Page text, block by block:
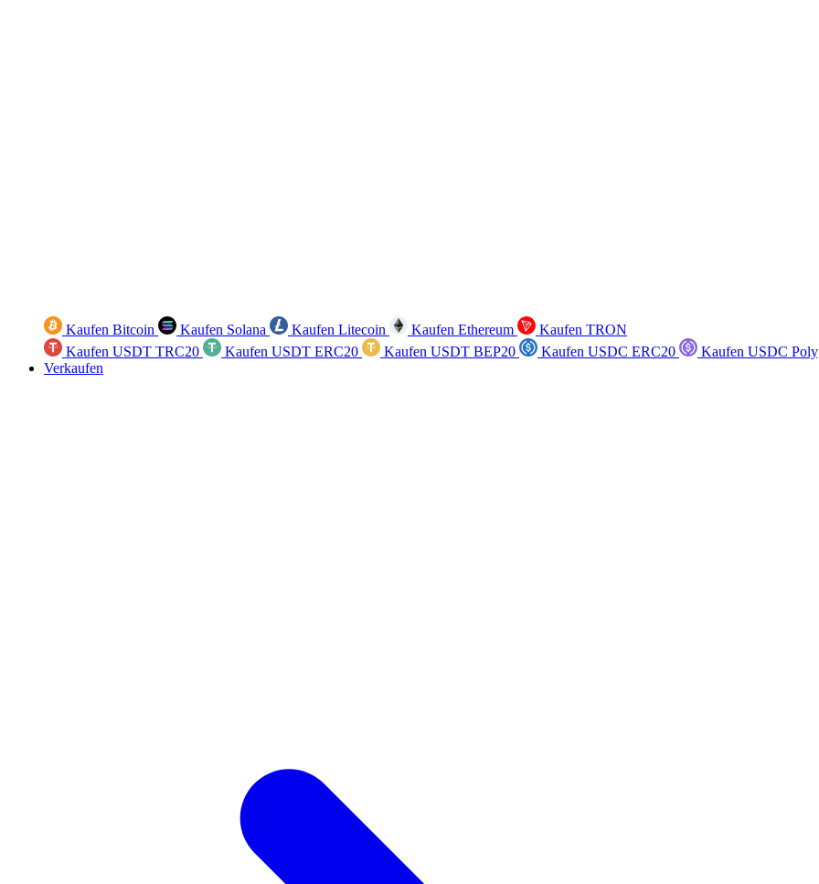
Kaufen Bitcoin Kaufen Solana Kaufen Litecoin Kaufen Ethereum
Kaufen TRON
Kaufen USDT TRC20
Kaufen USDT ERC20 Kaufen USDT BEP20 Kaufen USDC ERC20
Kaufen USDC
Verkaufen